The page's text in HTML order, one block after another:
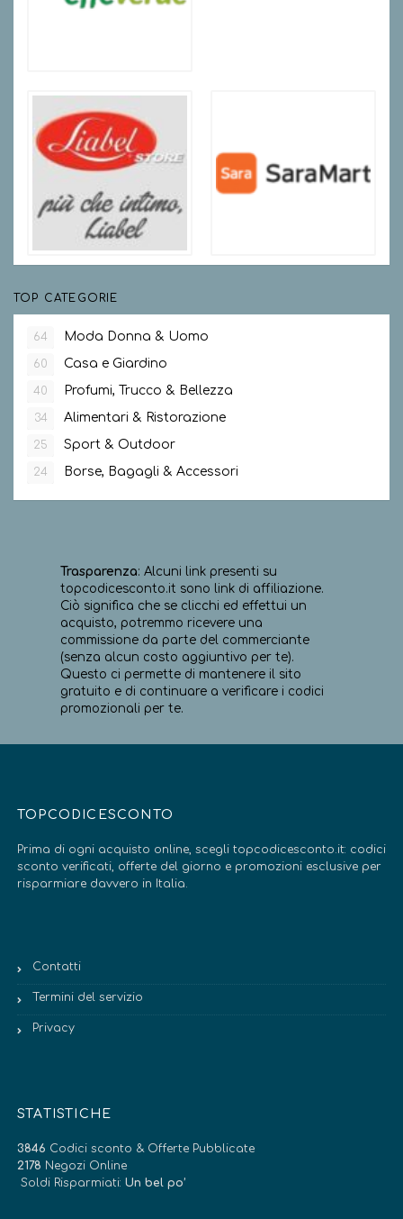
TOP CATEGORIE
64 Moda Donna & Uomo
60 Casa e Giardino
40 Profumi, Trucco & Bellezza
34 Alimentari & Ristorazione
25 Sport & Outdoor
24 Borse, Bagagli & Accessori
Trasparenza: Alcuni link presenti su
topcodicesconto.it sono link di affiliazione.
Ciò significa che se clicchi ed effettui un
acquisto, potremmo ricevere una
commissione da parte del commerciante
(senza alcun costo aggiuntivo per te).
Questo ci permette di mantenere il sito
gratuito e di continuare a verificare i codici
promozionali per te.
TOPCODICESCONTO
Prima di ogni acquisto online, scegli topcodicesconto.it: codici
sconto verificati, offerte del giorno e promozioni esclusive per
risparmiare davvero in Italia.
Contatti
Termini del servizio
Privacy
STATISTICHE
3846 Codici sconto & Offerte Pubblicate
2178 Negozi Online
Soldi Risparmiati: Un bel po’